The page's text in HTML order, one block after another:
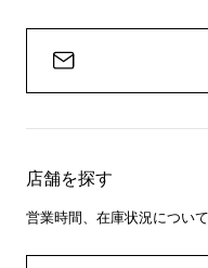
店舗を探す
営業時間、在庫状況につい